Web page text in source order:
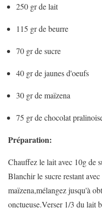
250 gr de lait
115 gr de beurre
70 gr de sucre
40 gr de jaunes d'oeufs
30 gr de maïzena
75 gr de chocolat
Préparation:
Chauffez le lait avec 10g de
Blanchir le sucre restant
maïzena,mélangez jusqu'à
onctueuse.Verser 1/3 du lait